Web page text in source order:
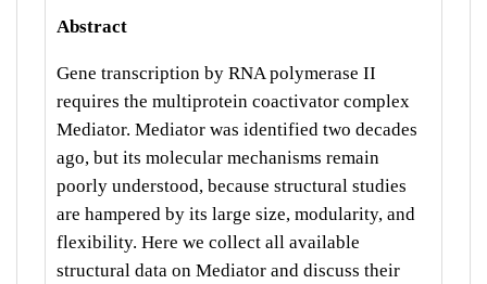
Abstract
Gene transcription by RNA polymerase II
requires the multiprotein coactivator complex
Mediator. Mediator was identified two decades
ago, but its molecular mechanisms remain
poorly understood, because structural studies
are hampered by its large size, modularity, and
flexibility. Here we collect all available
structural data on Mediator and discuss their